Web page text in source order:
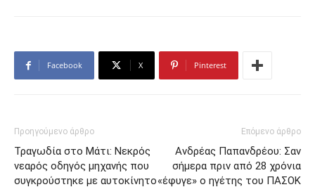
Facebook X Pinterest
Προηγούμενο άρθρο
Τραγωδία στο Μάτι: Νεκρός
νεαρός οδηγός μηχανής που
συγκρούστηκε με αυτοκίνητο
Επόμενο άρθρο
Ανδρέας Παπανδρέου: Σαν
σήμερα πριν από 28 χρόνια
«έφυγε» ο ηγέτης του ΠΑΣΟΚ